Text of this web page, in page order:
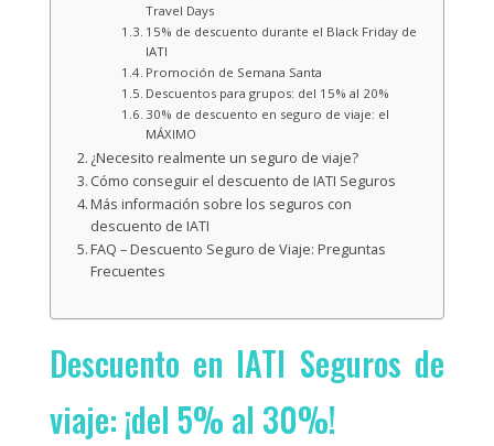
t
h
c
a
l
d
a
r
n
d
s
e
t
a
a
t
h
t
e
c
a
n
d
a
r
n
l
d
a
Travel Days
15% de descuento durante el Black Friday de
IATI
Promoción de Semana Santa
Descuentos para grupos: del 15% al 20%
30% de descuento en seguro de viaje: el
MÁXIMO
¿Necesito realmente un seguro de viaje?
Cómo conseguir el descuento de IATI Seguros
Más información sobre los seguros con
descuento de IATI
FAQ – Descuento Seguro de Viaje: Preguntas
Frecuentes
Descuento en IATI Seguros de
viaje: ¡del 5% al 30%!